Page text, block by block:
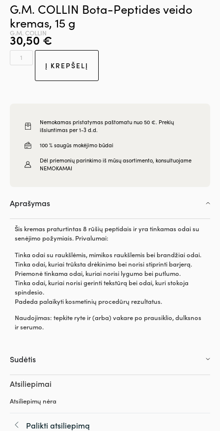
G.M. COLLIN Bota-Peptides veido
kremas, 15 g
G.M. COLLIN
30,50€
Į KREPŠELĮ
Nemokamas pristatymas paštomatu nuo 50 €. Prekių
išsiuntimas per 1-3 d.d.
100 % saugūs mokėjimo būdai
Dėl priemonių parinkimo iš mūsų asortimento, konsultuojame
NEMOKAMAI
Aprašymas
Šis kremas praturtintas 8 rūšių peptidais ir yra tinkamas odai su
senėjimo požymiais. Privalumai:
Tinka odai su raukšlėmis, mimikos raukšlemis bei brandžiai odai.
Tinka odai, kuriai trūksta drėkinimo bei norisi stiprinti barjerą.
Priemonė tinkama odai, kuriai norisi lygumo bei putlumo.
Tinka odai, kuriai norisi gerinti tekstūrą bei odai, kuri stokoja
spindesio.
Padeda palaikyti kosmetinių procedūrų rezultatus.
Naudojimas: tepkite ryte ir (arba) vakare po prausiklio, dulksnos
ir serumo.
Sudėtis
Atsiliepimai
Atsiliepimų nėra
Palikti atsiliepimą